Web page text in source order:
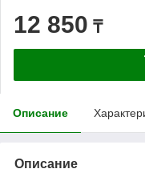
12 850 ₸
Описание
Описание